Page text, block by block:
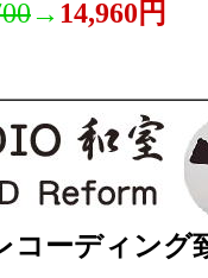
→ 14,960円
コーディング